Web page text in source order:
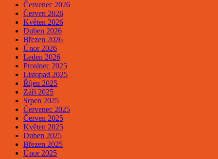
Červenec 2026
Červen 2026
Květen 2026
Duben 2026
Březen 2026
Únor 2026
Leden 2026
Prosinec 2025
Listopad 2025
Říjen 2025
Září 2025
Srpen 2025
Červenec 2025
Červen 2025
Květen 2025
Duben 2025
Březen 2025
Únor 2025